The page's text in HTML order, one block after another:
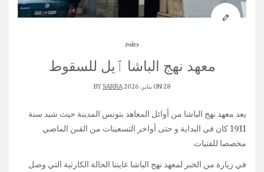
وطنية
معهد نهج الباشا ٱيل للسقوط
ON 28 يناير، 2026 BY SARRA
يعد معهد نهج الباشا من أوائل المعاهد بتونس المدينة حيث شيد سنة
1911 كان في البداية و حتى أواخر التسعينات من القىن الماضي
مخصصا للفتيات
في زيارة من الخبر لمعهد نهج الباشا عايننا الحالة الكارثية التي وصل